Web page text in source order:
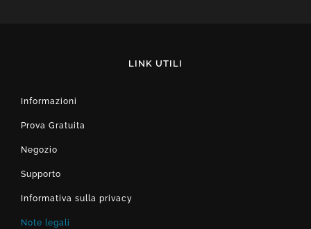
LINK UTILI
Informazioni
Prova Gratuita
Negozio
Supporto
Informativa sulla privacy
Note legali